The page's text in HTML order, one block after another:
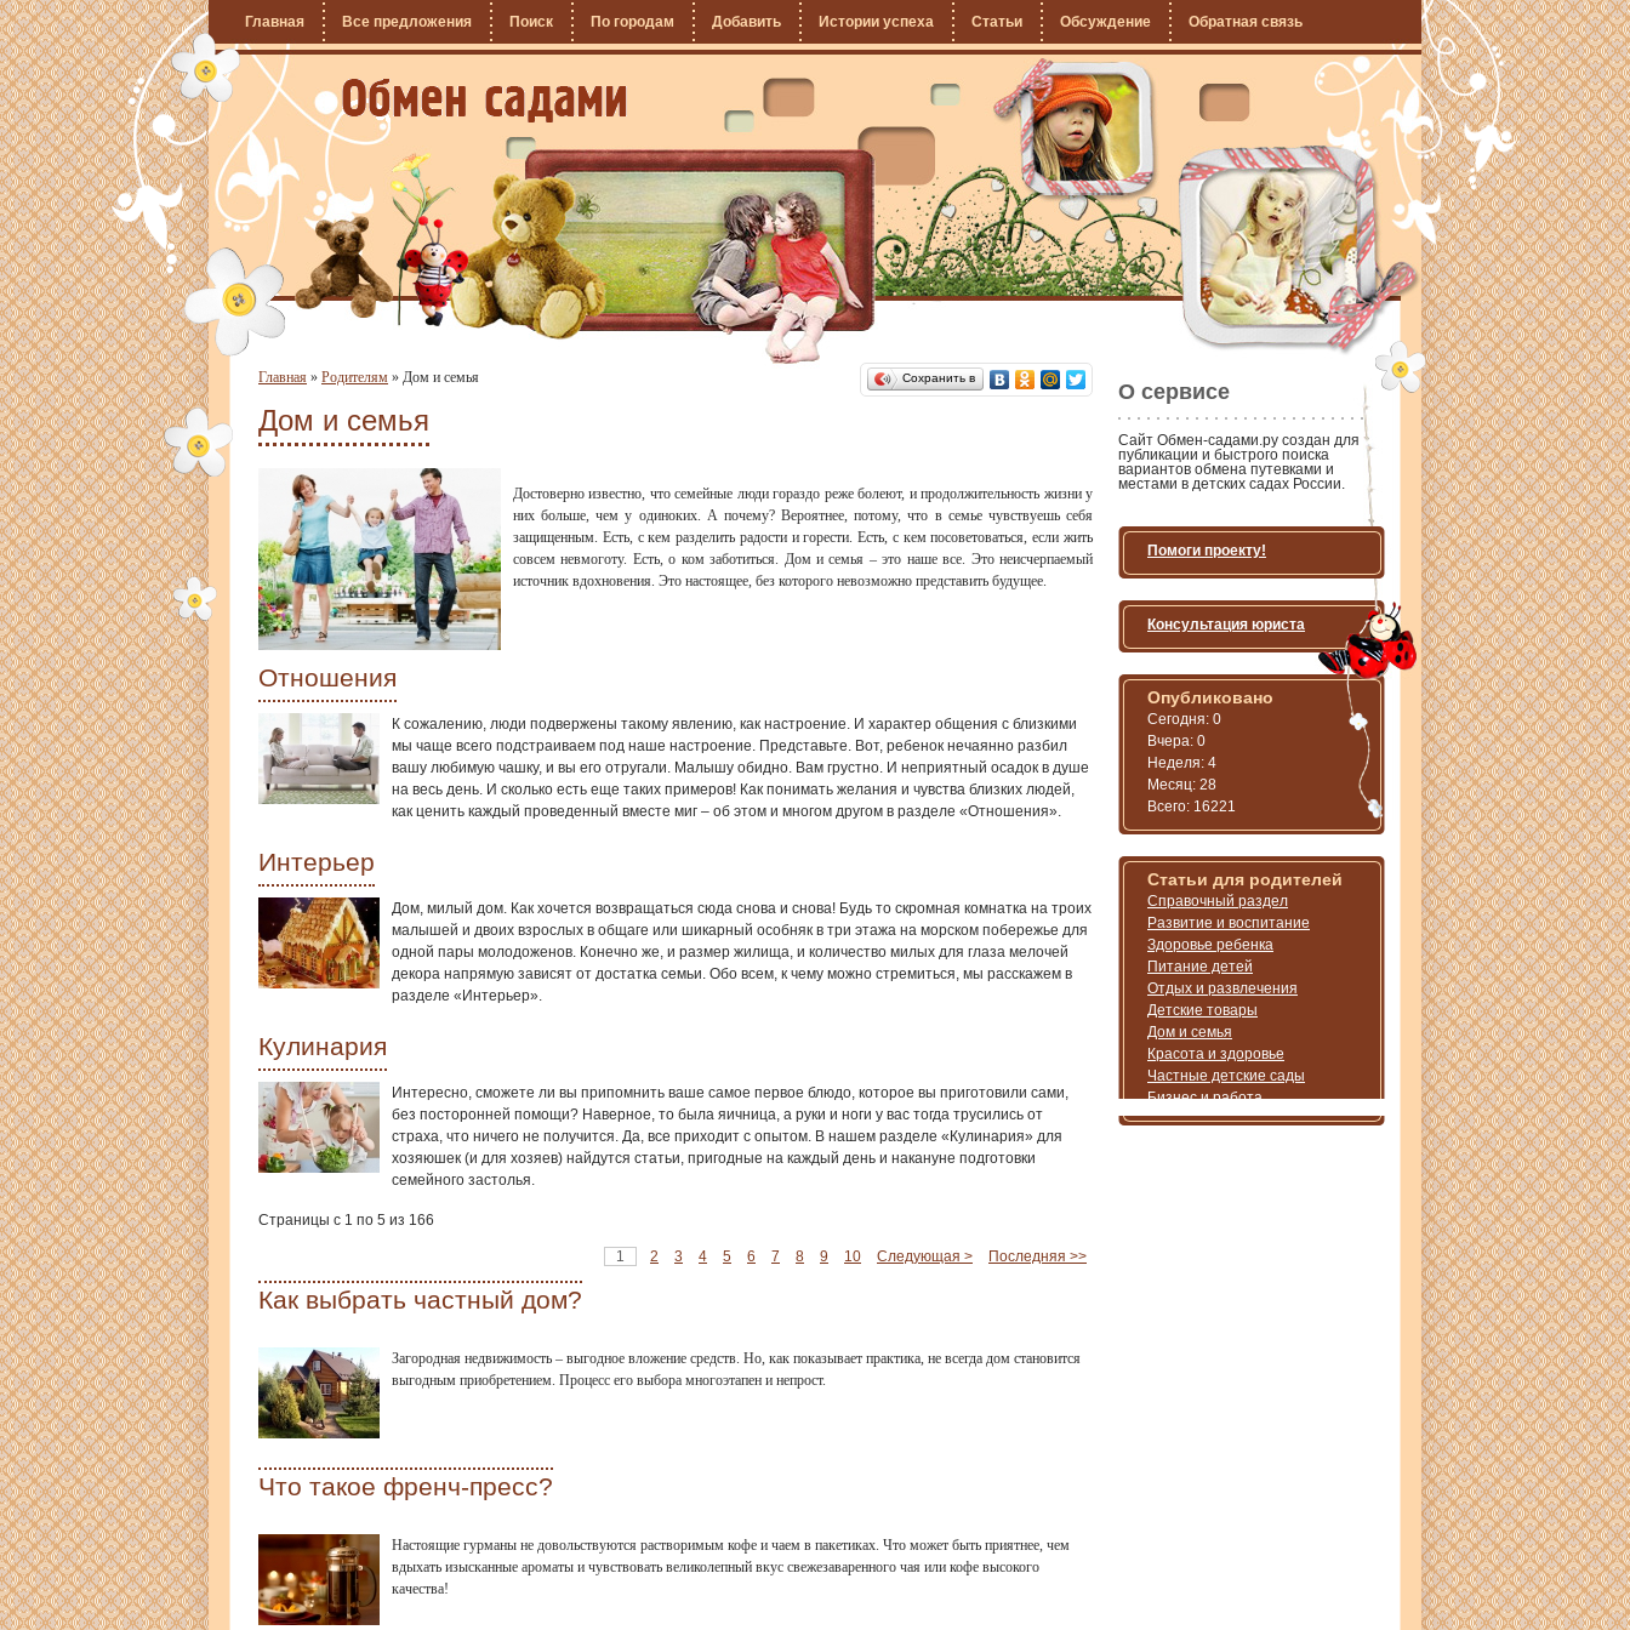
Главная Все предложения Поиск По городам Добавить Истории успеха Статьи Обсуждение Обратная связь
Главная » Родителям » Дом и семья Сохранить в
Дом и семья
Достоверно известно, что семейные люди гораздо реже болеют, и продолжительность жизни у
них больше, чем у одиноких. А почему? Вероятнее, потому, что в семье чувствуешь себя
защищенным. Есть, с кем разделить радости и горести. Есть, с кем посоветоваться, если жить
совсем невмоготу. Есть, о ком заботиться. Дом и семья – это наше все. Это неисчерпаемый
источник вдохновения. Это настоящее, без которого невозможно представить будущее.
Отношения
К сожалению, люди подвержены такому явлению, как настроение. И характер общения с близкими
мы чаще всего подстраиваем под наше настроение. Представьте. Вот, ребенок нечаянно разбил
вашу любимую чашку, и вы его отругали. Малышу обидно. Вам грустно. И неприятный осадок в душе
на весь день. И сколько есть еще таких примеров! Как понимать желания и чувства близких людей,
как ценить каждый проведенный вместе миг – об этом и многом другом в разделе «Отношения».
Интерьер
Дом, милый дом. Как хочется возвращаться сюда снова и снова! Будь то скромная комнатка на троих
малышей и двоих взрослых в общаге или шикарный особняк в три этажа на морском побережье для
одной пары молодоженов. Конечно же, и размер жилища, и количество милых для глаза мелочей
декора напрямую зависят от достатка семьи. Обо всем, к чему можно стремиться, мы расскажем в
разделе «Интерьер».
Кулинария
Интересно, сможете ли вы припомнить ваше самое первое блюдо, которое вы приготовили сами,
без посторонней помощи? Наверное, то была яичница, а руки и ноги у вас тогда трусились от
страха, что ничего не получится. Да, все приходит с опытом. В нашем разделе «Кулинария» для
хозяюшек (и для хозяев) найдутся статьи, пригодные на каждый день и накануне подготовки
семейного застолья.
Страницы с 1 по 5 из 166
1 2 3 4 5 6 7 8 9 10 Следующая > Последняя >>
Как выбрать частный дом?
​Загородная недвижимость – выгодное вложение средств. Но, как показывает практика, не всегда дом становится
выгодным приобретением. Процесс его выбора многоэтапен и непрост.
Что такое френч-пресс?
Настоящие гурманы не довольствуются растворимым кофе и чаем в пакетиках. Что может быть приятнее, чем
вдыхать изысканные ароматы и чувствовать великолепный вкус свежезаваренного чая или кофе высокого
качества!
О сервисе
Сайт Обмен-садами.ру создан для
публикации и быстрого поиска
вариантов обмена путевками и
местами в детских садах России.
Помоги проекту!
Консультация юриста
Опубликовано
Сегодня: 0
Вчера: 0
Неделя: 4
Месяц: 28
Всего: 16221
Статьи для родителей
Справочный раздел
Развитие и воспитание
Здоровье ребенка
Питание детей
Отдых и развлечения
Детские товары
Дом и семья
Красота и здоровье
Частные детские сады
Бизнес и работа